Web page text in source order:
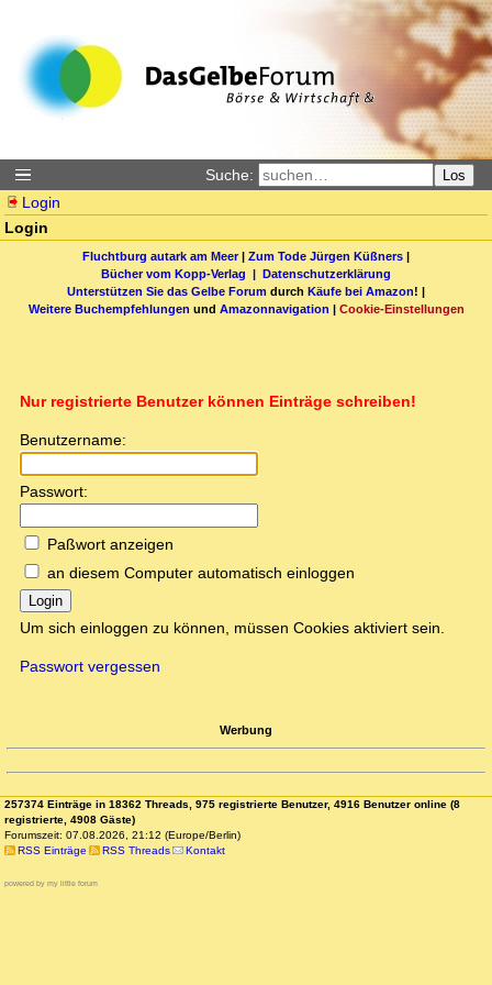
Suche: Los
Login
Login
Fluchtburg autark am Meer| Zum Tode Jürgen Küßners |
Bücher vom Kopp-Verlag | Datenschutzerklärung
Unterstützen Sie das Gelbe Forum durch Käufe bei Amazon! |
Weitere Buchempfehlungen und Amazonnavigation | Cookie-Einstellungen
Nur registrierte Benutzer können Einträge schreiben!
Benutzername:
Passwort:
Paßwort anzeigen
an diesem Computer automatisch einloggen
Login
Um sich einloggen zu können, müssen Cookies aktiviert sein.
Passwort vergessen
Werbung
257374 Einträge in 18362 Threads, 975 registrierte Benutzer, 4916 Benutzer online (8
registrierte, 4908 Gäste)
Forumszeit: 07.08.2026, 21:12 (Europe/Berlin)
RSS Einträge
RSS Threads Kontakt
powered by my little forum